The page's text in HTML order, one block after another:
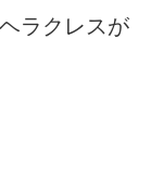
ラクレスが